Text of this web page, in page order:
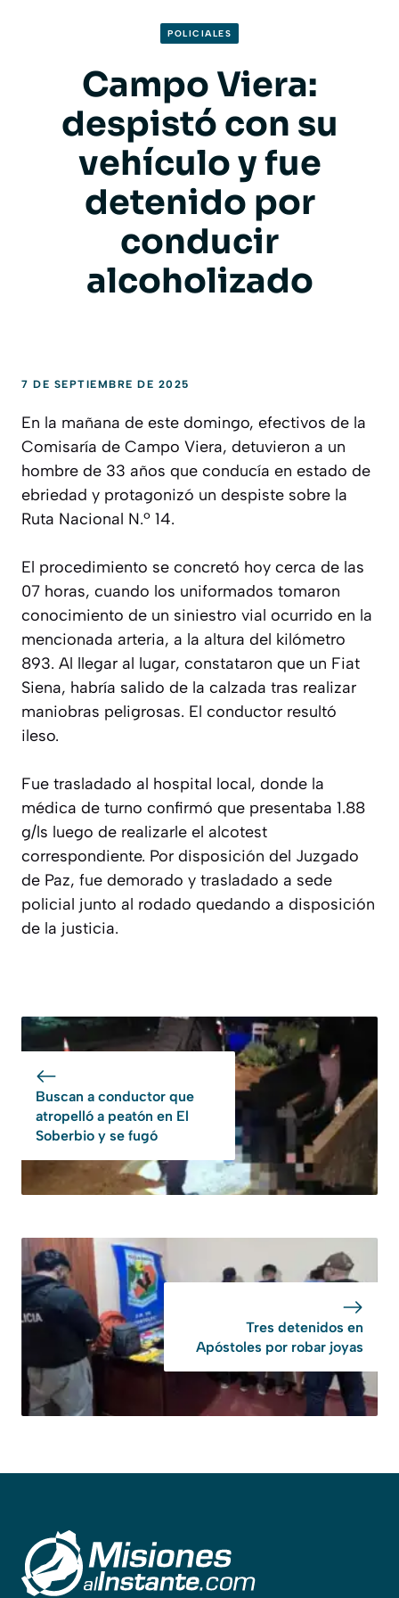
POLICIALES
Campo Viera:
despistó con su
vehículo y fue
detenido por
conducir
alcoholizado
7 DE SEPTIEMBRE DE 2025
En la mañana de este domingo, efectivos de la
Comisaría de Campo Viera, detuvieron a un
hombre de 33 años que conducía en estado de
ebriedad y protagonizó un despiste sobre la
Ruta Nacional N.º 14.
El procedimiento se concretó hoy cerca de las
07 horas, cuando los uniformados tomaron
conocimiento de un siniestro vial ocurrido en la
mencionada arteria, a la altura del kilómetro
893. Al llegar al lugar, constataron que un Fiat
Siena, habría salido de la calzada tras realizar
maniobras peligrosas. El conductor resultó
ileso.
Fue trasladado al hospital local, donde la
médica de turno confirmó que presentaba 1.88
g/ls luego de realizarle el alcotest
correspondiente. Por disposición del Juzgado
de Paz, fue demorado y trasladado a sede
policial junto al rodado quedando a disposición
de la justicia.
Buscan a conductor que
atropelló a peatón en El
Soberbio y se fugó
Tres detenidos en
Apóstoles por robar joyas